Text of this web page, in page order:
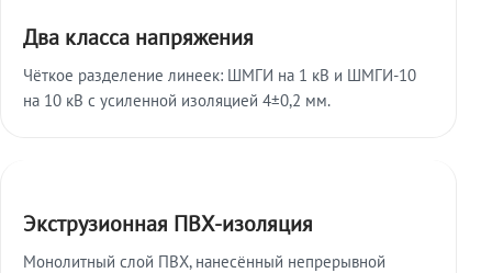
Два класса напряжения
Чёткое разделение линеек: ШМГИ на 1 кВ и ШМГИ-10
на 10 кВ с усиленной изоляцией 4±0,2 мм.
Экструзионная ПВХ-изоляция
Монолитный слой ПВХ, нанесённый непрерывной